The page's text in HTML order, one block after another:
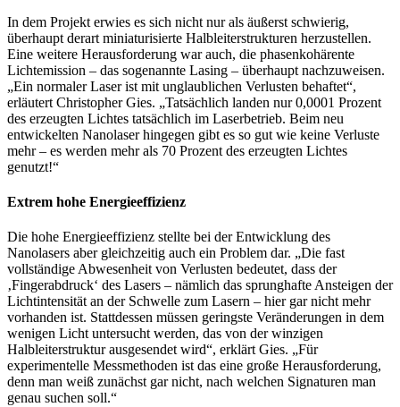
In dem Projekt erwies es sich nicht nur als äußerst schwierig,
überhaupt derart miniaturisierte Halbleiterstrukturen herzustellen.
Eine weitere Herausforderung war auch, die phasenkohärente
Lichtemission – das sogenannte Lasing – überhaupt nachzuweisen.
„Ein normaler Laser ist mit unglaublichen Verlusten behaftet“,
erläutert Christopher Gies. „Tatsächlich landen nur 0,0001 Prozent
des erzeugten Lichtes tatsächlich im Laserbetrieb. Beim neu
entwickelten Nanolaser hingegen gibt es so gut wie keine Verluste
mehr – es werden mehr als 70 Prozent des erzeugten Lichtes
genutzt!“
Extrem hohe Energieeffizienz
Die hohe Energieeffizienz stellte bei der Entwicklung des
Nanolasers aber gleichzeitig auch ein Problem dar. „Die fast
vollständige Abwesenheit von Verlusten bedeutet, dass der
‚Fingerabdruck‘ des Lasers – nämlich das sprunghafte Ansteigen der
Lichtintensität an der Schwelle zum Lasern – hier gar nicht mehr
vorhanden ist. Stattdessen müssen geringste Veränderungen in dem
wenigen Licht untersucht werden, das von der winzigen
Halbleiterstruktur ausgesendet wird“, erklärt Gies. „Für
experimentelle Messmethoden ist das eine große Herausforderung,
denn man weiß zunächst gar nicht, nach welchen Signaturen man
genau suchen soll.“